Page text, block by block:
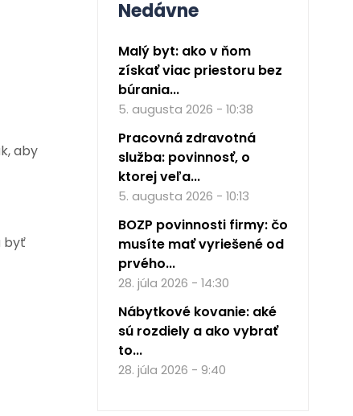
aby
byť
Nedávne
Malý byt: ako v ňom
získať viac priestoru bez
búrania...
5. augusta 2026 - 10:38
Pracovná zdravotná
služba: povinnosť, o
ktorej veľa...
5. augusta 2026 - 10:13
BOZP povinnosti firmy: čo
musíte mať vyriešené od
prvého...
28. júla 2026 - 14:30
Nábytkové kovanie: aké
sú rozdiely a ako vybrať
to...
28. júla 2026 - 9:40